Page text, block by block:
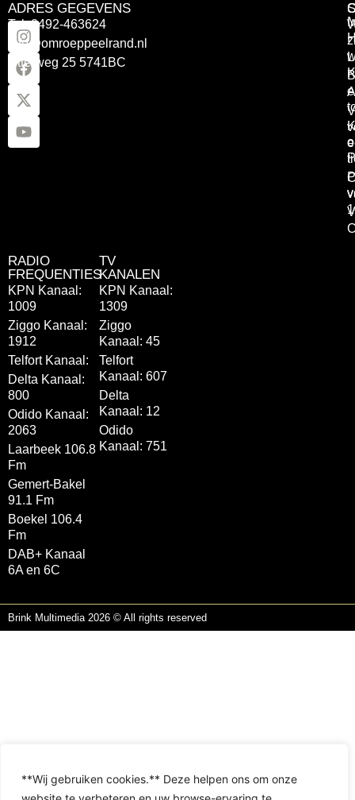
**Wij gebruiken cookies.** Deze helpen ons om onze
ADRES GEGEVENS
Tel: 0492-463624
info@omroeppeelrand.nl
Otterweg 25 5741BC
RADIO
FREQUENTIES
KPN Kanaal:
1009
Ziggo Kanaal:
1912
Telfort Kanaal:
Delta Kanaal:
800
Odido Kanaal:
2063
Laarbeek 106.8
Fm
Gemert-Bakel
91.1 Fm
Boekel 106.4
Fm
DAB+ Kanaal
6A en 6C
TV
KANALEN
KPN Kanaal:
1309
Ziggo
Kanaal: 45
Telfort
Kanaal: 607
Delta
Kanaal: 12
Odido
Kanaal: 751
Brink Multimedia 2026 © All rights reserved